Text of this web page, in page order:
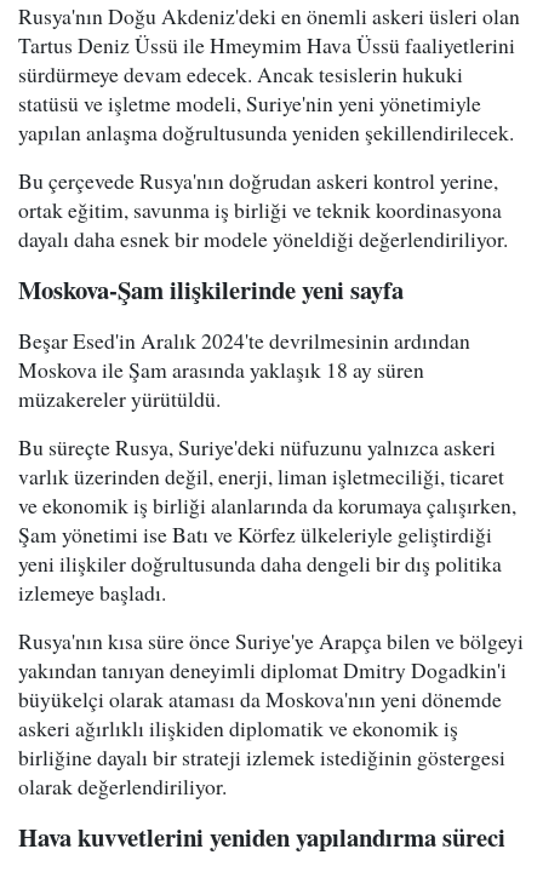
Rusya'nın Doğu Akdeniz'deki en önemli askeri üsleri olan
Tartus Deniz Üssü ile Hmeymim Hava Üssü faaliyetlerini
sürdürmeye devam edecek. Ancak tesislerin hukuki
statüsü ve işletme modeli, Suriye'nin yeni yönetimiyle
yapılan anlaşma doğrultusunda yeniden şekillendirilecek.
Bu çerçevede Rusya'nın doğrudan askeri kontrol yerine,
ortak eğitim, savunma iş birliği ve teknik koordinasyona
dayalı daha esnek bir modele yöneldiği değerlendiriliyor.
Moskova-Şam ilişkilerinde yeni sayfa
Beşar Esed'in Aralık 2024'te devrilmesinin ardından
Moskova ile Şam arasında yaklaşık 18 ay süren
müzakereler yürütüldü.
Bu süreçte Rusya, Suriye'deki nüfuzunu yalnızca askeri
varlık üzerinden değil, enerji, liman işletmeciliği, ticaret
ve ekonomik iş birliği alanlarında da korumaya çalışırken,
Şam yönetimi ise Batı ve Körfez ülkeleriyle geliştirdiği
yeni ilişkiler doğrultusunda daha dengeli bir dış politika
izlemeye başladı.
Rusya'nın kısa süre önce Suriye'ye Arapça bilen ve bölgeyi
yakından tanıyan deneyimli diplomat Dmitry Dogadkin'i
büyükelçi olarak ataması da Moskova'nın yeni dönemde
askeri ağırlıklı ilişkiden diplomatik ve ekonomik iş
birliğine dayalı bir strateji izlemek istediğinin göstergesi
olarak değerlendiriliyor.
Hava kuvvetlerini yeniden yapılandırma süreci